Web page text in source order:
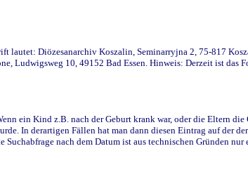
Diözesanarchiv Koszalin, Seminarryjna 2, 75-817
Ludwigsweg 10, 49152 Bad Essen. Hinweis: Derzeit ist das
ein Kind z.B. nach der Geburt krank war, oder die Eltern
In derartigen Fällen hat man dann diesen Eintrag auf der
nach dem Datum ist aus technischen Gründen